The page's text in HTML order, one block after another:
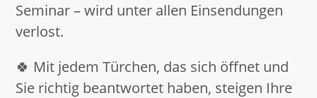
Seminar – wird unter allen Einsendungen
verlost.
🍀 Mit jedem Türchen, das sich öffnet und
Sie richtig beantwortet haben, steigen Ihre